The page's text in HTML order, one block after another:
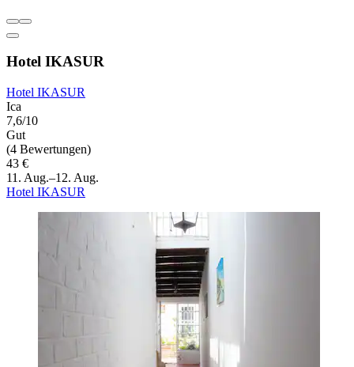
Hotel IKASUR
Hotel IKASUR
Ica
7,6/10
Gut
(4 Bewertungen)
43 €
11. Aug.–12. Aug.
Hotel IKASUR